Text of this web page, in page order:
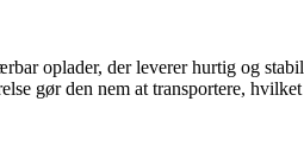
oplader, der leverer hurtig og
gør den nem at transportere,